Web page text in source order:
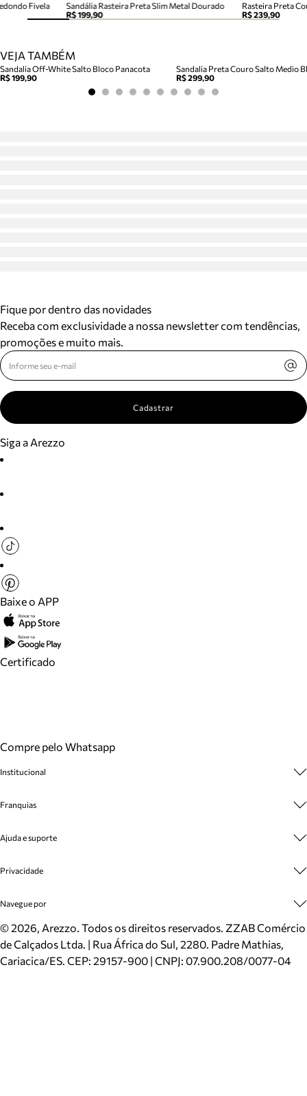
Sandália Rasteira Preta Slim Metal Dourado
R$ 199,90
R$ 239,90
Fivela
VEJA TAMBÉM
Sandalia Off-White Salto Bloco Panacota
R$ 199,90
Sandalia Preta Couro Salto Medio
R$ 299,90
Fique por dentro das novidades
Receba com exclusividade a nossa newsletter com tendências,
promoções e muito mais.
Cadastrar
Siga a Arezzo
Baixe o APP
Certificado
Compre pelo Whatsapp
Institucional
Cashback
Venda Corporativa
Mapa do Site
Inverno
Mundo Arezzo
Franquias
Plano de Negócio
Ajuda e suporte
Cadastro
Meus Pedidos
Trocas e Devoluções
Cartão Presente
Localizador de lojas
Privacidade
Politica e Privacidade
Navegue por
Sapatos
Bolsas
Scarpins
©2026, Arezzo. Todos os direitos reservados. ZZAB Comércio
de Calçados Ltda. | Rua África do Sul, 2280. Padre Mathias,
Cariacica/ES. CEP: 29157-900 | CNPJ: 07.900.208/0077-04